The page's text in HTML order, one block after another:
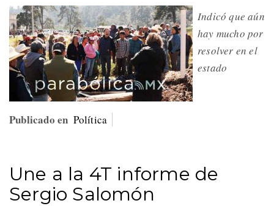
Indicó que aún
hay mucho por
resolver en el
estado
Publicado en Política
Une a la 4T informe de
Sergio Salomón